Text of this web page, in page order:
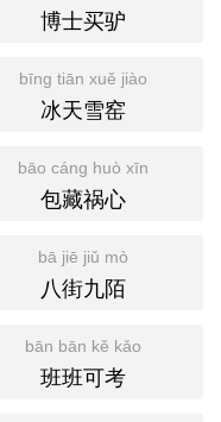
博士买驴
bīng tiān xuě jiào
冰天雪窑
bāo cáng huò xīn
包藏祸心
bā jiē jiǔ mò
八街九陌
bān bān kě kǎo
班班可考